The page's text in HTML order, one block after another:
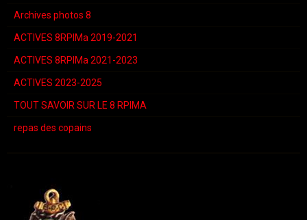
Archives photos 8
ACTIVES 8RPIMa 2019-2021
ACTIVES 8RPIMa 2021-2023
ACTIVES 2023-2025
TOUT SAVOIR SUR LE 8 RPIMA
repas des copains